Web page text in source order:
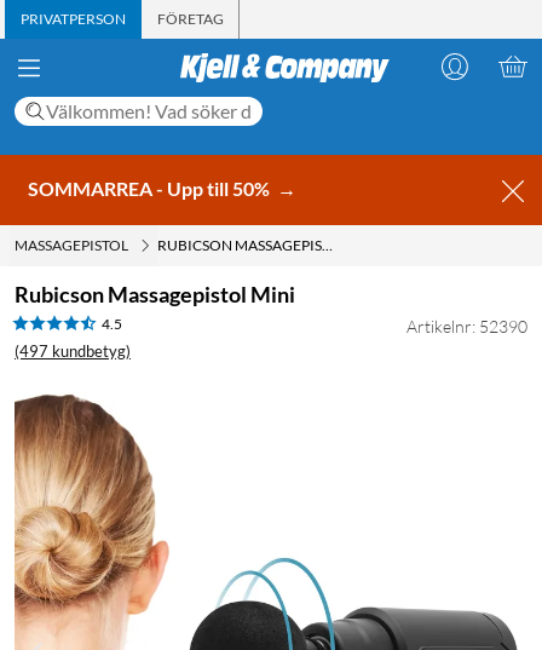
PRIVATPERSON FÖRETAG
SOMMARREA - Upp till 50% →
MASSAGEPISTOL RUBICSON MASSAGEPISTOL MINI
Rubicson Massagepistol Mini
4.5
(497 kundbetyg)
Artikelnr: 52390